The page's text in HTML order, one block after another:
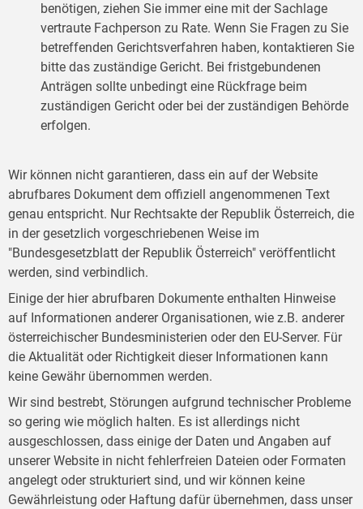
benötigen, ziehen Sie immer eine mit der Sachlage
vertraute Fachperson zu Rate. Wenn Sie Fragen zu Sie
betreffenden Gerichtsverfahren haben, kontaktieren Sie
bitte das zuständige Gericht. Bei fristgebundenen
Anträgen sollte unbedingt eine Rückfrage beim
zuständigen Gericht oder bei der zuständigen Behörde
erfolgen.
Wir können nicht garantieren, dass ein auf der Website
abrufbares Dokument dem offiziell angenommenen Text
genau entspricht. Nur Rechtsakte der Republik Österreich, die
in der gesetzlich vorgeschriebenen Weise im
"Bundesgesetzblatt der Republik Österreich" veröffentlicht
werden, sind verbindlich.
Einige der hier abrufbaren Dokumente enthalten Hinweise
auf Informationen anderer Organisationen, wie z.B. anderer
österreichischer Bundesministerien oder den EU-Server. Für
die Aktualität oder Richtigkeit dieser Informationen kann
keine Gewähr übernommen werden.
Wir sind bestrebt, Störungen aufgrund technischer Probleme
so gering wie möglich halten. Es ist allerdings nicht
ausgeschlossen, dass einige der Daten und Angaben auf
unserer Website in nicht fehlerfreien Dateien oder Formaten
angelegt oder strukturiert sind, und wir können keine
Gewährleistung oder Haftung dafür übernehmen, dass unser